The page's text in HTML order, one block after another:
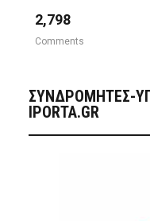
2,798
Comments
ΣΥΝΔΡΟΜΗΤΈΣ-
IPORTA.GR